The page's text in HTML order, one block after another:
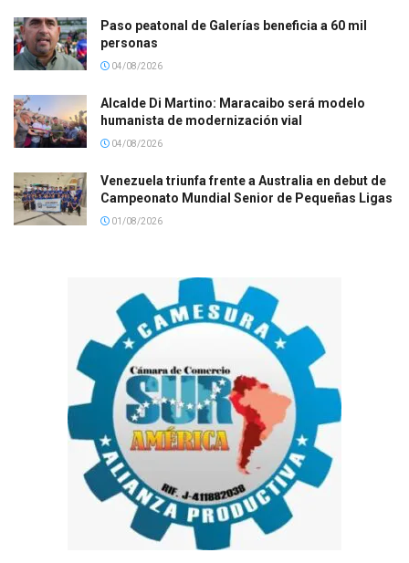
Paso peatonal de Galerías beneficia a 60 mil
personas
04/08/2026
Alcalde Di Martino: Maracaibo será modelo
humanista de modernización vial
04/08/2026
Venezuela triunfa frente a Australia en debut de
Campeonato Mundial Senior de Pequeñas Ligas
01/08/2026